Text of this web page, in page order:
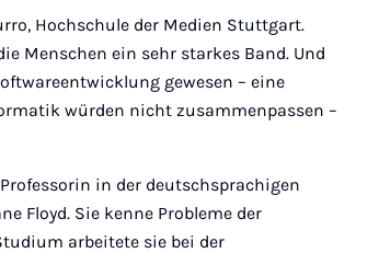
Hochschule der Medien Stuttgart.
Menschen ein sehr starkes Band. Und
gewesen – eine
würden nicht zusammenpassen –
in der deutschsprachigen
Floyd. Sie kenne Probleme der
arbeitete sie bei der